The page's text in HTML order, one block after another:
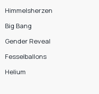
Himmelsherzen
Big Bang
Gender Reveal
Fesselballons
Helium